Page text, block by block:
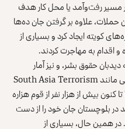
مسیر رفت‌وآمد یا محل کار هدف
حملات، علاوه بر گرفتن جان ده‌ها
کویته ایجاد کرد و بسیاری از
و اقدام به مهاجرت کردند.
حقوق بشر، و نیز آمار
منتشرشده توسط مراکز پژوهشی امنیتی مانند South Asia Terrorism
Portal، نشان می‌دهد که از سال ۱۹۹۹ تا کنون بیش از هزار نفر از قوم هزاره
بلوچستان جان خود را از دست
در همین حال، بسیاری از